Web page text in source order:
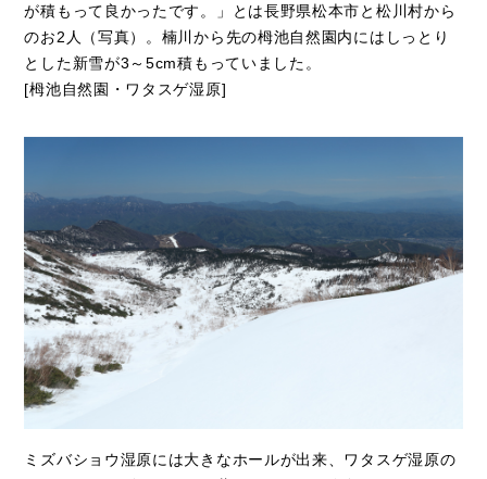
が積もって良かったです。」とは長野県松本市と松川村から
のお2人（写真）。楠川から先の栂池自然園内にはしっとり
とした新雪が3～5cm積もっていました。
[栂池自然園・ワタスゲ湿原]
ミズバショウ湿原には大きなホールが出来、ワタスゲ湿原の